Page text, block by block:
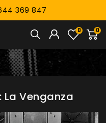
369 847
0
0
La Venganza